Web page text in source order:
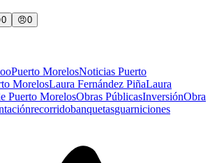
0 😠0
Puerto MorelosNoticias Puerto
MorelosLaura Fernández PiñaLaura
Puerto MorelosObras PúblicasInversiónObra
recorridobanquetasguarniciones